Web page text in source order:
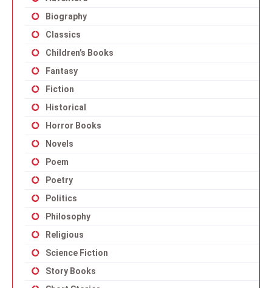
Biography
Classics
Children’s Books
Fantasy
Fiction
Historical
Horror Books
Novels
Poem
Poetry
Politics
Philosophy
Religious
Science Fiction
Story Books